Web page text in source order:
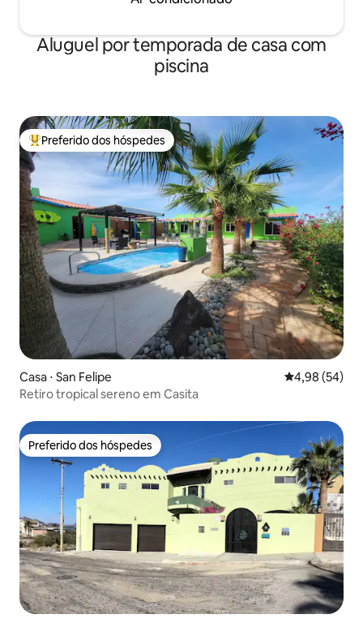
Aluguel por temporada de casa com
piscina
Entre os melhores preferidos dos hóspedes
Preferido dos hóspedes
Casa ⋅ San Felipe 4,98 de uma
4,98 (54)
Retiro tropical sereno em Casita
Preferido dos hóspedes
Preferido dos hóspedes